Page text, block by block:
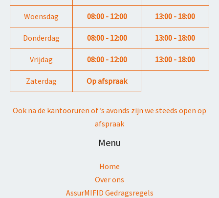
Woensdag 08:00 - 12:00 13:00 - 18:00
Donderdag 08:00 - 12:00 13:00 - 18:00
Vrijdag 08:00 - 12:00 13:00 - 18:00
Zaterdag Op afspraak
Ook na de kantooruren of ’s avonds zijn we steeds open op
afspraak
Menu
Home
Over ons
AssurMIFID Gedragsregels